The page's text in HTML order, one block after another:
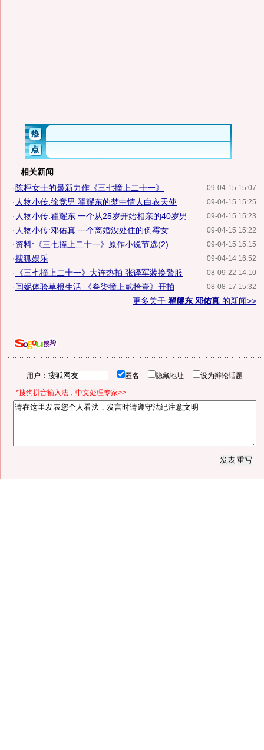
相关新闻
09-04-15 15:07
· 陈枰女士的最新力作《三七撞上二十一》
09-04-15 15:25
· 人物小传:徐竞男 翟耀东的梦中情人白衣天使
09-04-15 15:23
· 人物小传:翟耀东 一个从25岁开始相亲的40岁男
09-04-15 15:22
· 人物小传:邓佑真 一个离婚没处住的倒霉女
09-04-15 15:15
·资料:《三七撞上二十一》原作小说节选(2)
09-04-14 16:52
·搜狐娱乐
08-09-22 14:10
· 《三七撞上二十一》大连热拍 张译军装换警服
08-08-17 15:32
·闫妮体验草根生活 《叁柒撞上贰拾壹》开拍
更多关于 翟耀东 邓佑真 的新闻>>
用户： 匿名 隐藏地址 设为辩论话题
*搜狗拼音输入法，中文处理专家>>